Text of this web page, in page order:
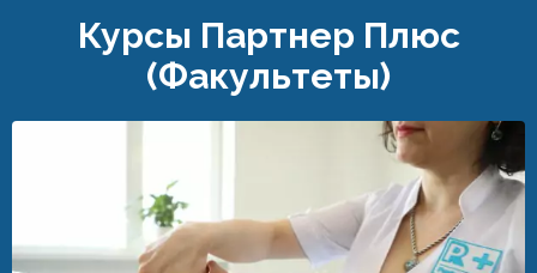
Курсы Партнер Плюс
(факультеты)